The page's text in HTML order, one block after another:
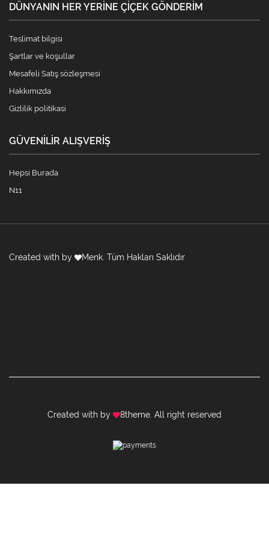
DÜNYANIN HER YERINE ÇIÇEK GÖNDERIM
Teslimat bilgisi
Şartlar ve koşullar
Mesafeli Satış sözleşmesi
Hakkımızda
Gizlilik politikasi
GÜVENILIR ALIŞVERIŞ
Hepsi Burada
N11
Created with by Menk . Tüm Hakları Saklıdır
Created with by 8theme . All right reserved